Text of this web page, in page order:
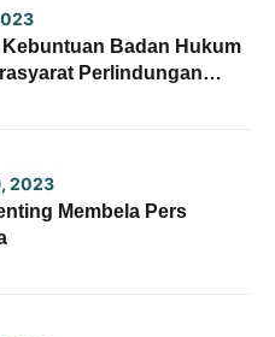
Kebuntuan Badan Hukum
Perlindungan
2023
Membela Pers